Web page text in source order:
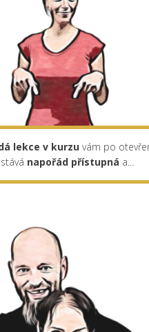
lekce v kurzu vám po
napořád přístupná a...